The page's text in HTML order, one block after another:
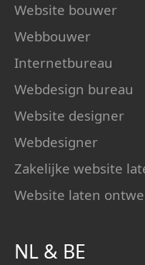
Website bouwer
Webbouwer
Internetbureau
Webdesign bureau
Website designer
Webdesigner
Zakelijke website
Website laten
NL & BE